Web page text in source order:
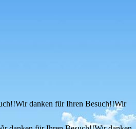
danken für Ihren Besuch!!Wir